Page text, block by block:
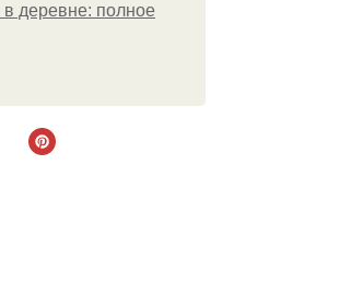
деревне: полное